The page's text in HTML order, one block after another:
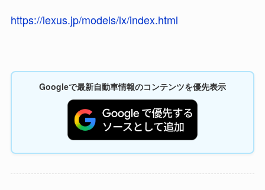
https://lexus.jp/models/lx/index.html
Googleで最新自動車情報のコンテンツを優先表示